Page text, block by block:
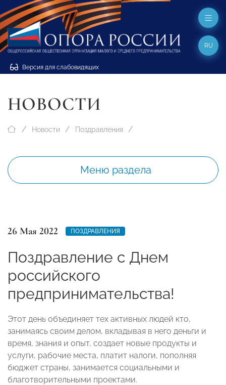
Версия для слабовидящих
RU
НОВОСТИ
Новости Поздравления
Меню раздела
26 Мая 2022 ПОЗДРАВЛЕНИЯ
Поздравление с Днем
российского
предпринимательства!
Этот день объединяет тех активных людей кто,
занимаясь своим делом, вкладывая в него деньги и
время, знания и опыт, создает новые продукты и
услуги, рабочие места, платит налоги, пополняя
бюджет страны, занимается социальными и
благотворительными проектами.